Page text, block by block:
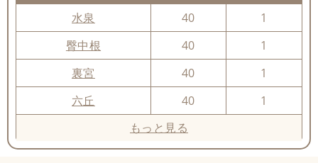
水泉
40
1
臀中根
40
1
裏宮
40
1
六丘
40
1
もっと見る